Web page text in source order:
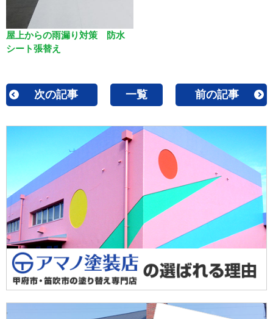
屋上からの雨漏り対策 防水
シート張替え
次の記事 一覧 前の記事